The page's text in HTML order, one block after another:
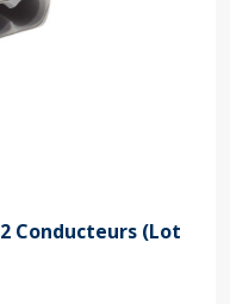
Conducteurs (Lot